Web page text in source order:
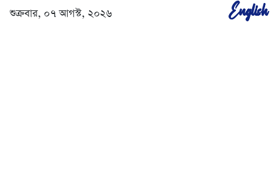
শুক্রবার, ০৭ আগস্ট, ২০২৬ English